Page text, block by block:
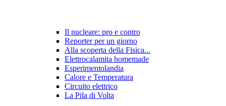
Il nucleare: pro e contro
Reporter per un giorno
Alla scoperta della Fisica...
Elettrocalamita homemade
Esperimentolandia
Calore e Temperatura
Circuito elettrico
La Pila di Volta